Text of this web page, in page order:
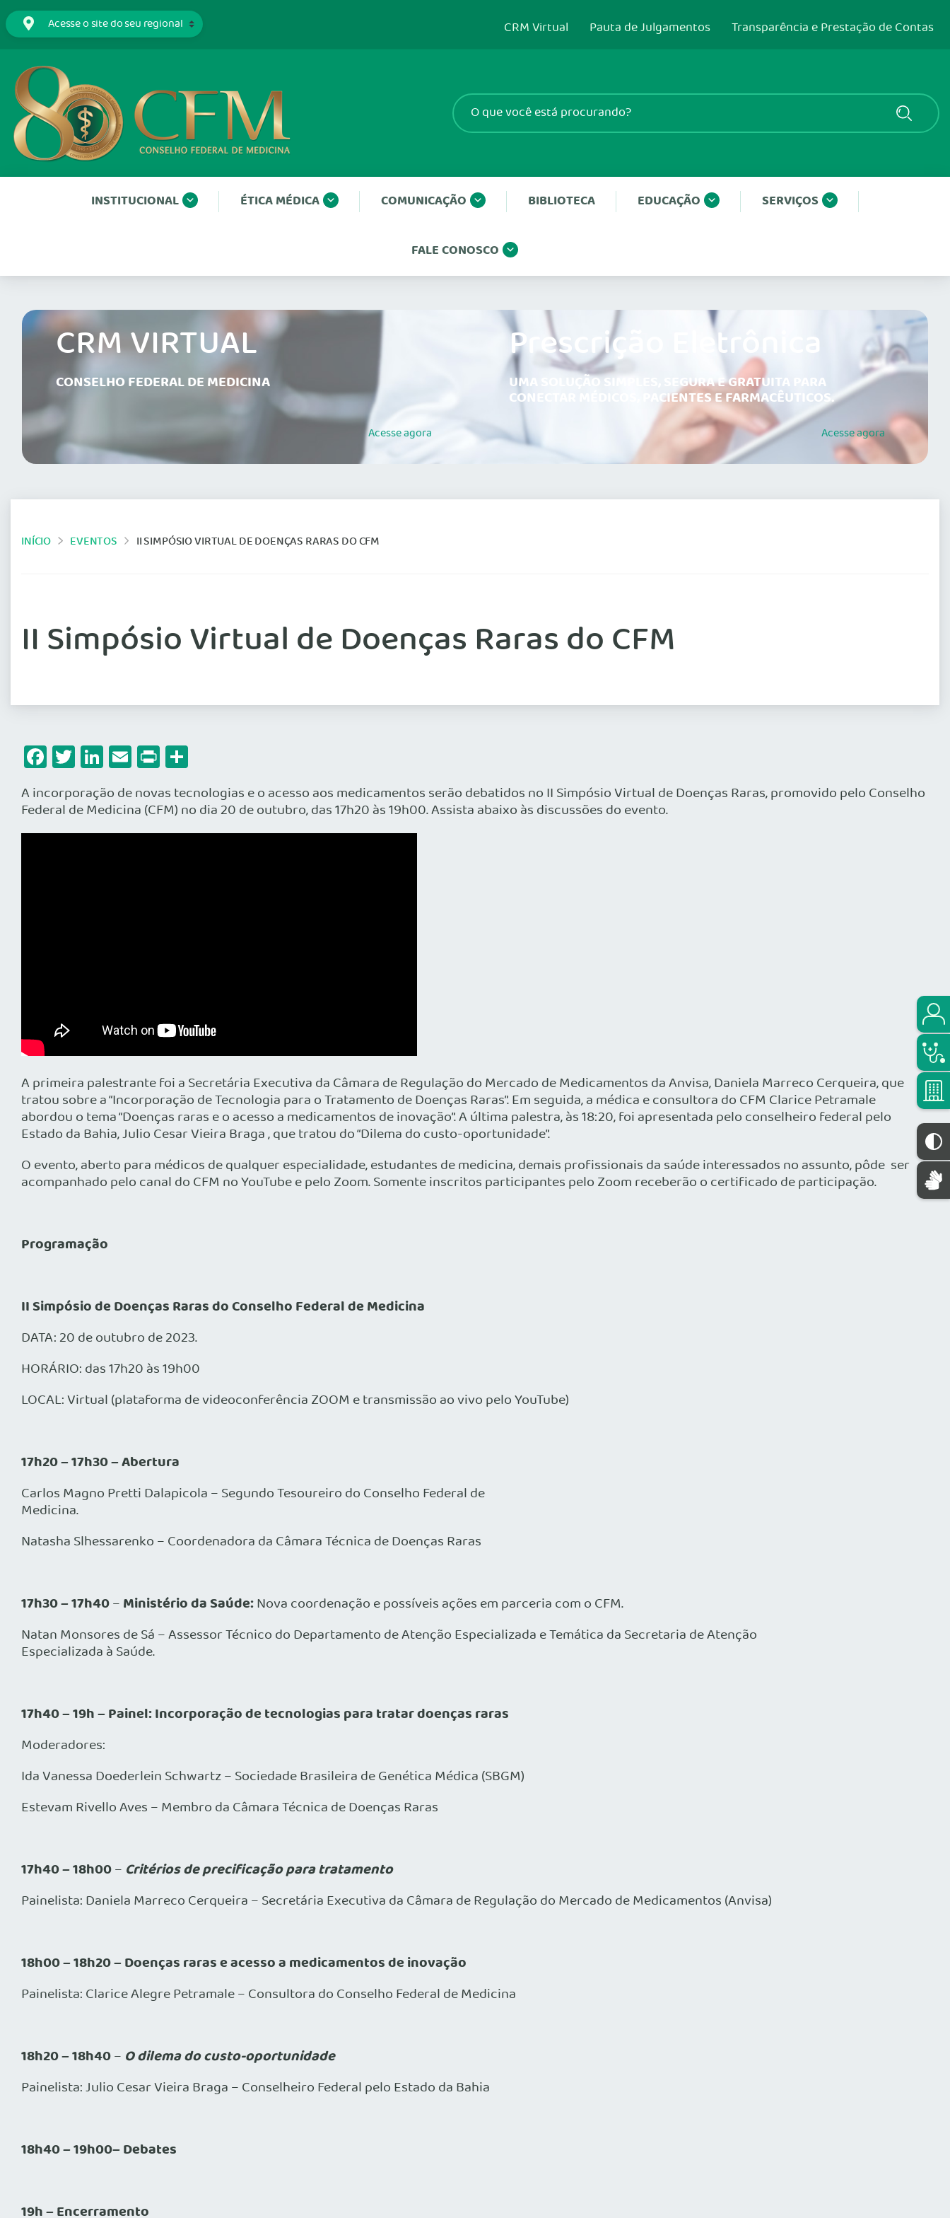
CRM Virtual Pauta de Julgamentos Transparência e Prestação de Contas
INSTITUCIONAL ÉTICA MÉDICA COMUNICAÇÃO BIBLIOTECA EDUCAÇÃO SERVIÇOS
FALE CONOSCO
CRM VIRTUAL
CONSELHO FEDERAL DE MEDICINA
Acesseagora
Prescrição Eletrônica
UMA SOLUÇÃO SIMPLES, SEGURA E GRATUITA PARA
CONECTAR MÉDICOS, PACIENTES E FARMACÊUTICOS.
Acesseagora
INÍCIO EVENTOS II SIMPÓSIO VIRTUAL DE DOENÇAS RARAS DO CFM
II Simpósio Virtual de Doenças Raras do CFM
Facebook
Twitter
LinkedIn
Email
Print
A incorporação de novas tecnologias e o acesso aos medicamentos serão debatidos no II Simpósio Virtual de Doenças Raras, promovido pelo Conselho
Federal de Medicina (CFM) no dia 20 de outubro, das 17h20 às 19h00. Assista abaixo às discussões do evento.
A primeira palestrante foi a Secretária Executiva da Câmara de Regulação do Mercado de Medicamentos da Anvisa, Daniela Marreco Cerqueira, que
tratou sobre a “Incorporação de Tecnologia para o Tratamento de Doenças Raras”. Em seguida, a médica e consultora do CFM Clarice Petramale
abordou o tema “Doenças raras e o acesso a medicamentos de inovação”. A última palestra, às 18:20, foi apresentada pelo conselheiro federal pelo
Estado da Bahia, Julio Cesar Vieira Braga , que tratou do “Dilema do custo-oportunidade”.
O evento, aberto para médicos de qualquer especialidade, estudantes de medicina, demais profissionais da saúde interessados no assunto, pôde ser
acompanhado pelo canal do CFM no YouTube e pelo Zoom. Somente inscritos participantes pelo Zoom receberão o certificado de participação.
Programação
II Simpósio de Doenças Raras do Conselho Federal de Medicina
DATA: 20 de outubro de 2023.
HORÁRIO: das 17h20 às 19h00
LOCAL: Virtual (plataforma de videoconferência ZOOM e transmissão ao vivo pelo YouTube)
17h20– 17h30 –Abertura
Carlos Magno Pretti Dalapicola – Segundo Tesoureiro do Conselho Federal de
Medicina.
Natasha Slhessarenko – Coordenadora da Câmara Técnica de Doenças Raras
17h30 – 17h40– Ministério da Saúde:Nova coordenação e possíveis ações em parceria com o CFM.
Natan Monsores de Sá – Assessor Técnico do Departamento de Atenção Especializada e Temática da Secretaria de Atenção
Especializada à Saúde.
17h40– 19h – Painel: Incorporação de tecnologias para tratar doenças raras
Moderadores:
Ida Vanessa Doederlein Schwartz – Sociedade Brasileira de Genética Médica (SBGM)
Estevam Rivello Aves – Membro da Câmara Técnica de Doenças Raras
17h40 – 18h00– Critérios de precificação para tratamento
Painelista: Daniela Marreco Cerqueira – Secretária Executiva da Câmara de Regulação do Mercado de Medicamentos (Anvisa)
18h00 – 18h20 – Doenças raras e acesso a medicamentos de inovação
Painelista: Clarice Alegre Petramale – Consultora do Conselho Federal de Medicina
18h20 – 18h40– O dilema do custo-oportunidade
Painelista: Julio Cesar Vieira Braga – Conselheiro Federal pelo Estado da Bahia
18h40 – 19h00– Debates
19h – Encerramento